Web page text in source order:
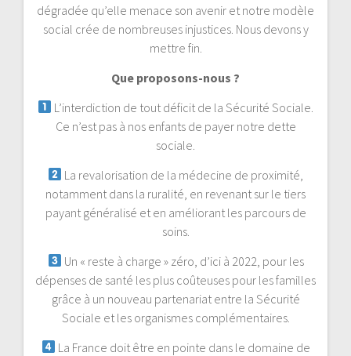
dégradée qu’elle menace son avenir et notre modèle
social crée de nombreuses injustices. Nous devons y
mettre fin.
Que proposons-nous ?
L’interdiction de tout déficit de la Sécurité Sociale.
Ce n’est pas à nos enfants de payer notre dette
sociale.
La revalorisation de la médecine de proximité,
notamment dans la ruralité, en revenant sur le tiers
payant généralisé et en améliorant les parcours de
soins.
Un « reste à charge » zéro, d’ici à 2022, pour les
dépenses de santé les plus coûteuses pour les familles
grâce à un nouveau partenariat entre la Sécurité
Sociale et les organismes complémentaires.
La France doit être en pointe dans le domaine de